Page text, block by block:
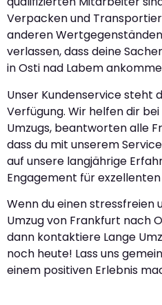
Verpacken und
anderen
verlassen, dass deine
in Osti nad Labem
Unser Kundenservice steht
Verfügung. Wir helfen dir
Umzugs, beantworten alle
dass du mit unserem
auf unsere langjährige
Engagement für
Wenn du einen stressfreien
Umzug von Frankfurt nach
dann kontaktiere Lange
noch heute! Lass uns
einem positiven Erlebnis